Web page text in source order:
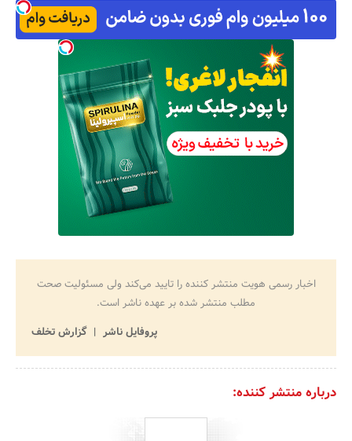
اخبار رسمی هویت منتشر کننده را تایید می‌کند ولی مسئولیت صحت
مطلب منتشر شده بر عهده ناشر است.
پروفایل ناشر
گزارش تخلف
درباره منتشر کننده: